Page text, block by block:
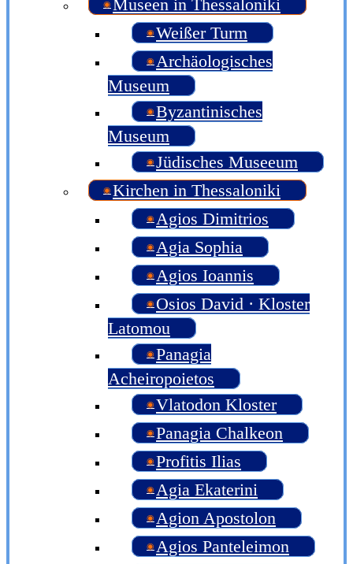
Museen in Thessaloniki
Weißer Turm
Archäologisches
Museum
Byzantinisches
Museum
Jüdisches Museeum
Kirchen in Thessaloniki
Agios Dimitrios
Agia Sophia
Agios Ioannis
Osios David · Kloster
Latomou
Panagia
Acheiropoietos
Vlatodon Kloster
Panagia Chalkeon
Profitis Ilias
Agia Ekaterini
Agion Apostolon
Agios Panteleimon